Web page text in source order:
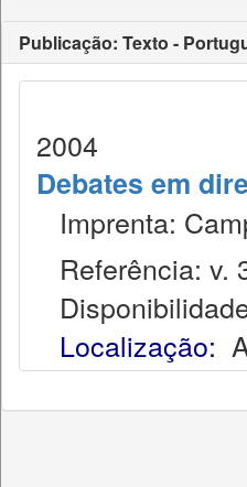
Publicação: Texto -
2004
Debates em
Imprenta:
Referência: v.
Localização: